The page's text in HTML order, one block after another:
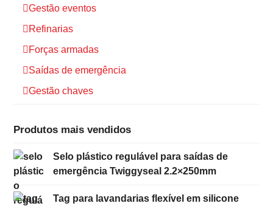
Gestão eventos
Refinarias
Forças armadas
Saídas de emergência
Gestão chaves
Produtos mais vendidos
Selo plástico regulável para saídas de
emergência Twiggyseal 2.2×250mm
Tag para lavandarias flexível em silicone